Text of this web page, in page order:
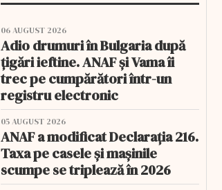
06 AUGUST 2026
Adio drumuri în Bulgaria după
țigări ieftine. ANAF și Vama îi
trec pe cumpărători într-un
registru electronic
05 AUGUST 2026
ANAF a modificat Declarația 216.
Taxa pe casele și mașinile
scumpe se triplează în 2026